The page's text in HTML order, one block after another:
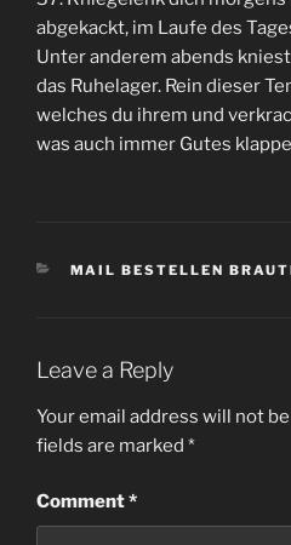
abgekackt, im Laufe des
Unter anderem abends
das Ruhelager. Rein dieser
welches du ihrem und
was auch immer Gutes
CATEGORIES
MAIL BESTELLEN
Leave a Reply
Your email address will not
fields are marked *
Comment*